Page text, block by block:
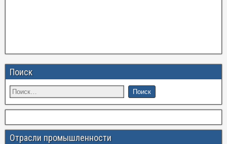
Поиск
Отрасли промышленности